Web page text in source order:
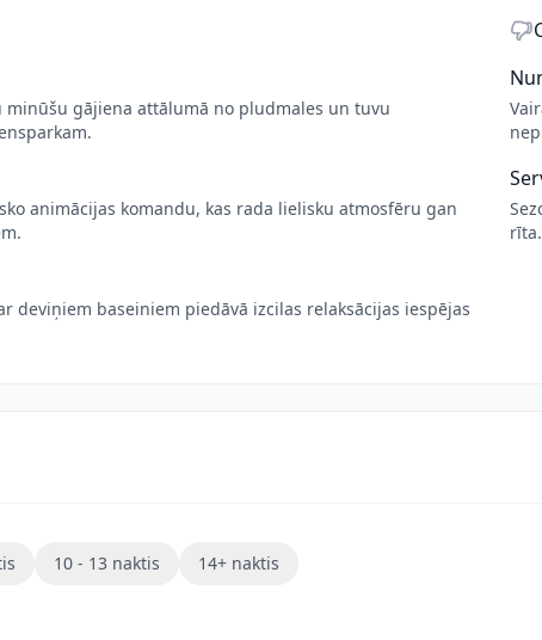
minūšu gājiena attālumā no pludmales un tuvu
animācijas komandu, kas rada lielisku atmosfēru gan
deviņiem baseiniem piedāvā izcilas relaksācijas iespējas
rīta.
10 - 13 naktis 14+ naktis